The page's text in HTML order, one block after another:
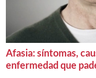
Afasia: síntomas,
enfermedad que